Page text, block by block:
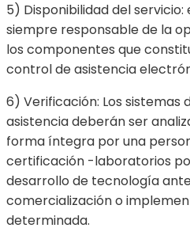
5) Disponibilidad del
siempre responsable de la
los componentes que
control de asistencia
6) Verificación: Los
asistencia deberán ser
forma íntegra por una
certificación -laboratorios
desarrollo de tecnología
comercialización o
determinada.